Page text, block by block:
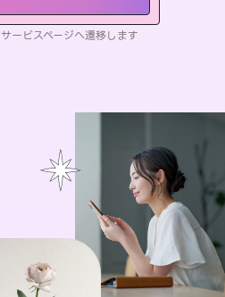
ービスページへ遷移します